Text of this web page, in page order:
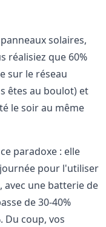
solaires,
réalisiez que 60%
sur le réseau
êtes au boulot) et
le soir au même
paradoxe : elle
pour l'utiliser
avec une batterie de
de 30-40%
Du coup, vos